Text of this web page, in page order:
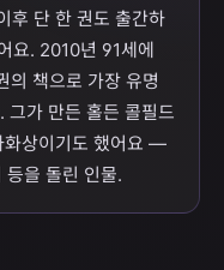
후 단 한 권도 출간하
요. 2010년 91세에
의 책으로 가장 유명
그가 만든 홀든 콜필드
화상이기도 했어요 —
을 돌린 인물.